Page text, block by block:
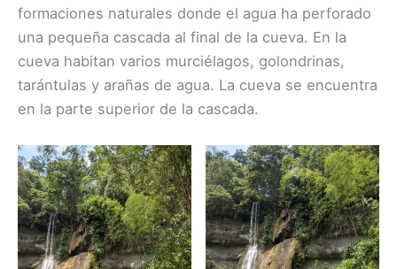
formaciones naturales donde el agua ha perforado
una pequeña cascada al final de la cueva. En la
cueva habitan varios murciélagos, golondrinas,
tarántulas y arañas de agua. La cueva se encuentra
en la parte superior de la cascada.